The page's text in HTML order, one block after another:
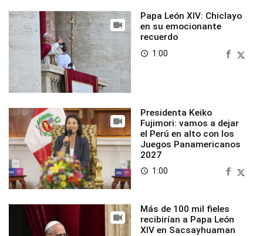
Papa León XIV: Chiclayo
en su emocionante
recuerdo
access_time 1:00
Presidenta Keiko
Fujimori: vamos a dejar
el Perú en alto con los
Juegos Panamericanos
2027
access_time 1:00
Más de 100 mil fieles
recibirían a Papa León
XIV en Sacsayhuaman